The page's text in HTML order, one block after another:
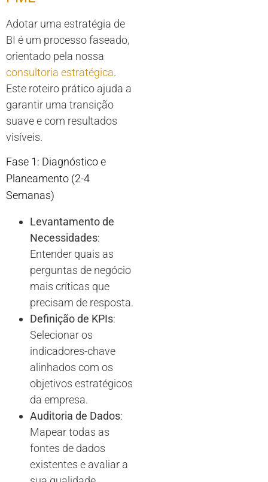
Adotar uma estratégia de
BI é um processo faseado,
orientado pela nossa
consultoria estratégica.
Este roteiro prático ajuda a
garantir uma transição
suave e com resultados
visíveis.
Fase 1: Diagnóstico e
Planeamento (2-4
Semanas)
Levantamento de
Necessidades:
Entender quais as
perguntas de negócio
mais críticas que
precisam de resposta.
Definição de KPIs:
Selecionar os
indicadores-chave
alinhados com os
objetivos estratégicos
da empresa.
Auditoria de Dados:
Mapear todas as
fontes de dados
existentes e avaliar a